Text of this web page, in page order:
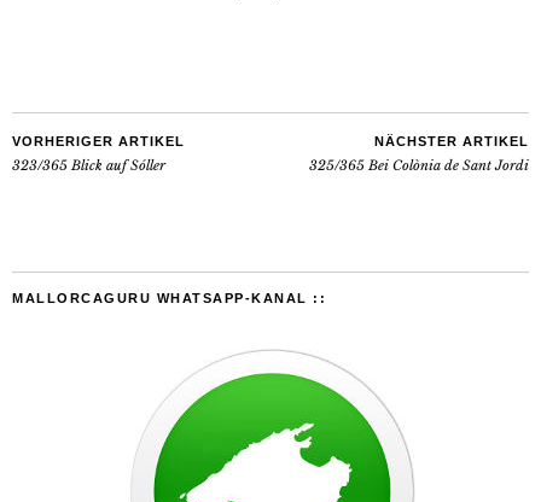
VORHERIGER ARTIKEL
323/365 Blick auf Sóller
NÄCHSTER ARTIKEL
325/365 Bei Colònia de Sant Jordi
MALLORCAGURU WHATSAPP-KANAL ::